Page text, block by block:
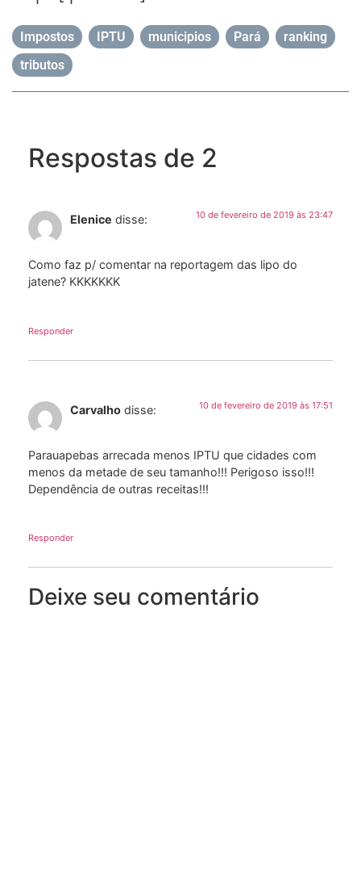
Impostos IPTU municipios Pará ranking
tributos
Respostas de 2
Elenice disse: 10 de fevereiro de 2019 às 23:47
Como faz p/ comentar na reportagem das lipo do
jatene? KKKKKKK
Responder
Carvalho disse: 10 de fevereiro de 2019 às 17:51
Parauapebas arrecada menos IPTU que cidades com
menos da metade de seu tamanho!!! Perigoso isso!!!
Dependência de outras receitas!!!
Responder
Deixe seu comentário